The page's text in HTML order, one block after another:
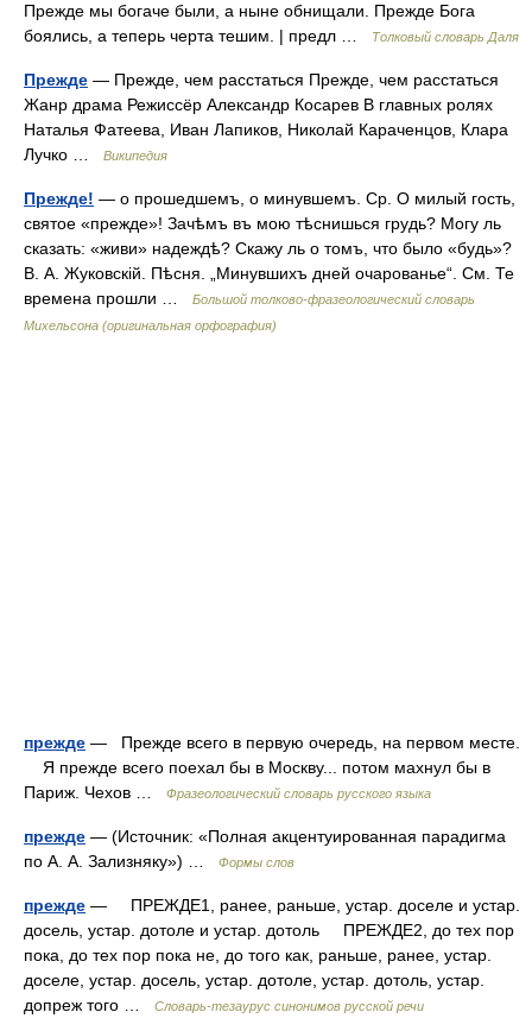
Прежде мы богаче были, а ныне обнищали. Прежде Бога
боялись, а теперь черта тешим. | предл …
Толковый словарь Даля
Прежде — Прежде, чем расстаться Прежде, чем расстаться
Жанр драма Режиссёр Александр Косарев В главных ролях
Наталья Фатеева, Иван Лапиков, Николай Караченцов, Клара
Лучко …
Википедия
Прежде! — о прошедшемъ, о минувшемъ. Ср. О милый гость,
святое «прежде»! Зачѣмъ въ мою тѣснишься грудь? Могу ль
сказать: «живи» надеждѣ? Скажу ль о томъ, что было «будь»?
В. А. Жуковскій. Пѣсня. „Минувшихъ дней очарованье“. См. Те
времена прошли …
Большой толково-фразеологический словарь
Михельсона (оригинальная орфография)
прежде — Прежде всего в первую очередь, на первом месте.
Я прежде всего поехал бы в Москву... потом махнул бы в
Париж. Чехов …
Фразеологический словарь русского языка
прежде — (Источник: «Полная акцентуированная парадигма
по А. А. Зализняку») …
Формы слов
прежде — ПРЕЖДЕ1, ранее, раньше, устар. доселе и устар.
досель, устар. дотоле и устар. дотоль ПРЕЖДЕ2, до тех пор
пока, до тех пор пока не, до того как, раньше, ранее, устар.
доселе, устар. досель, устар. дотоле, устар. дотоль, устар.
допреж того …
Словарь-тезаурус синонимов русской речи